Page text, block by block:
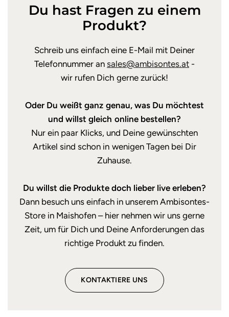
Du hast Fragen zu einem
Produkt?
Schreib uns einfach eine E-Mail mit Deiner
Telefonnummer an sales@ambisontes.at -
wir rufen Dich gerne zurück!
Oder Du weißt ganz genau, was Du möchtest
und willst gleich online bestellen?
Nur ein paar Klicks, und Deine gewünschten
Artikel sind schon in wenigen Tagen bei Dir
Zuhause.
Du willst die Produkte doch lieber live erleben?
Dann besuch uns einfach in unserem Ambisontes-
Store in Maishofen – hier nehmen wir uns gerne
Zeit, um für Dich und Deine Anforderungen das
richtige Produkt zu finden.
KONTAKTIERE UNS